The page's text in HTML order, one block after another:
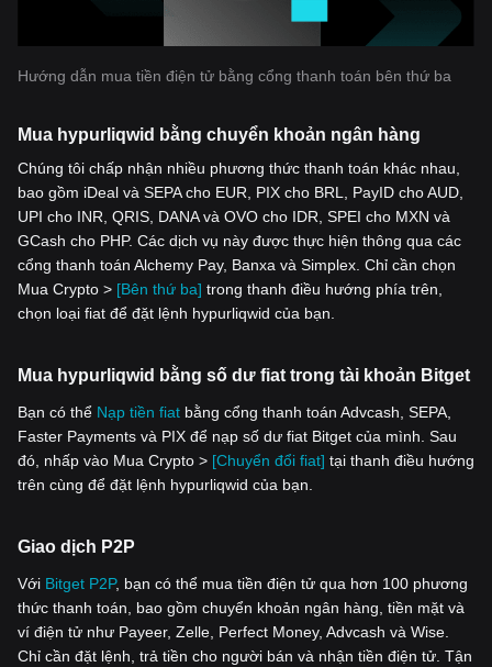
Hướng dẫn mua tiền điện tử bằng cổng thanh toán bên thứ ba
Mua hypurliqwid bằng chuyển khoản ngân hàng
Chúng tôi chấp nhận nhiều phương thức thanh toán khác nhau,
bao gồm iDeal và SEPA cho EUR, PIX cho BRL, PayID cho AUD,
UPI cho INR, QRIS, DANA và OVO cho IDR, SPEI cho MXN và
GCash cho PHP. Các dịch vụ này được thực hiện thông qua các
cổng thanh toán Alchemy Pay, Banxa và Simplex. Chỉ cần chọn
Mua Crypto > [Bên thứ ba] trong thanh điều hướng phía trên,
chọn loại fiat để đặt lệnh hypurliqwid của bạn.
Mua hypurliqwid bằng số dư fiat trong tài khoản Bitget
Bạn có thể Nạp tiền fiat bằng cổng thanh toán Advcash, SEPA,
Faster Payments và PIX để nạp số dư fiat Bitget của mình. Sau
đó, nhấp vào Mua Crypto > [Chuyển đổi fiat] tại thanh điều hướng
trên cùng để đặt lệnh hypurliqwid của bạn.
Giao dịch P2P
Với ‌Bitget P2P, bạn có thể mua tiền điện tử qua hơn 100 phương
thức thanh toán, bao gồm chuyển khoản ngân hàng, tiền mặt và
ví điện tử như Payeer, Zelle, Perfect Money, Advcash và Wise.
Chỉ cần đặt lệnh, trả tiền cho người bán và nhận tiền điện tử. Tận